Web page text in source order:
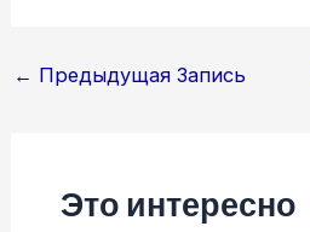
Навигация
← Предыдущая Запись
Это интересно